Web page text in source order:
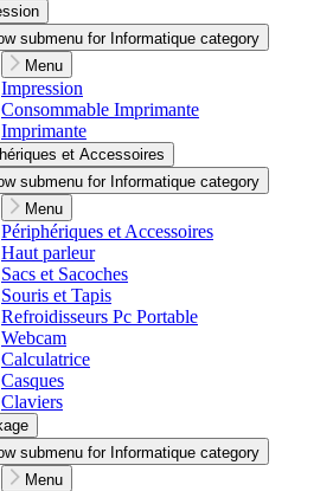
submenu for Informatique category
Menu
Impression
Consommable Imprimante
Imprimante
et Accessoires
submenu for Informatique category
Menu
Périphériques et Accessoires
Haut parleur
Sacs et Sacoches
Souris et Tapis
Refroidisseurs Pc Portable
Webcam
Calculatrice
Casques
Claviers
submenu for Informatique category
Menu